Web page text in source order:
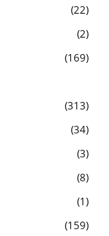
22
2
169
313
34
3
8
1
159